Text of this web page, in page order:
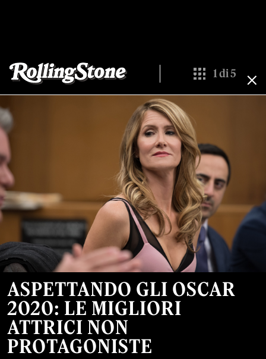
Show All
1di5
ASPETTANDO GLI OSCAR
2020: LE MIGLIORI
ATTRICI NON
PROTAGONISTE